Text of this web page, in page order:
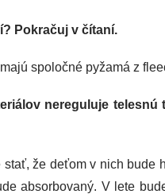
Pokračuj v čítaní.
spoločné pyžamá z
nereguluje telesnú
stať, že deťom v nich bude
absorbovaný. V lete